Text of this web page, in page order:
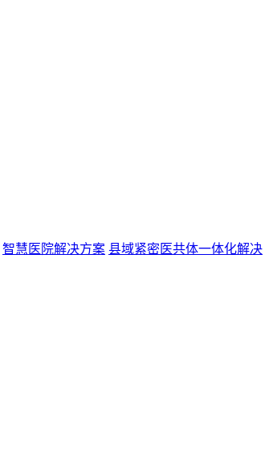
智慧医院解决方案 县域紧密医共体一体化解决